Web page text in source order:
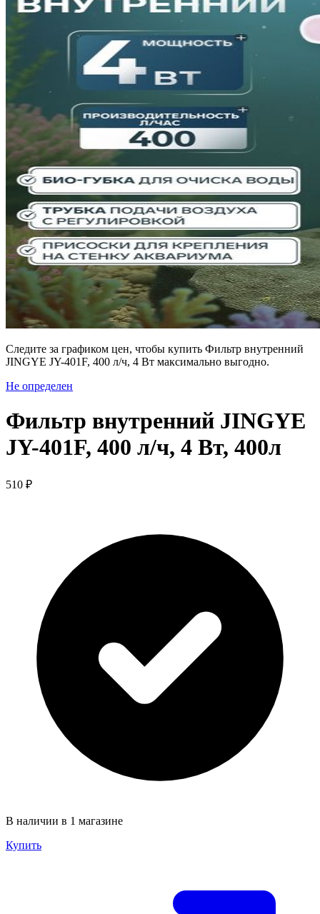
Следите за графиком цен, чтобы купить Фильтр внутренний
JINGYE JY-401F, 400 л/ч, 4 Вт максимально выгодно.
Не определен
Фильтр внутренний JINGYE
JY-401F, 400 л/ч, 4 Вт, 400л
510 ₽
В наличии в 1 магазине
Купить